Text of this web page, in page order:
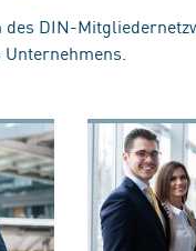
DIN-